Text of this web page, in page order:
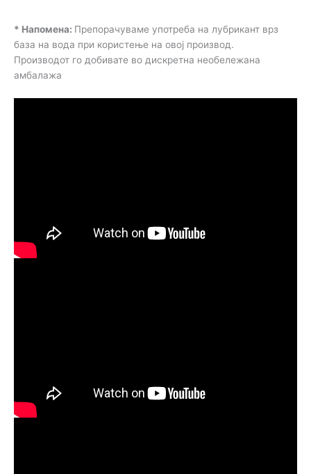
* Напомена: Препорачуваме употреба на лубрикант врз
база на вода при користење на овој производ.
Производот го добивате во дискретна необележана
амбалажа